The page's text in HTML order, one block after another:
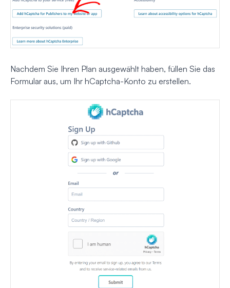
Nachdem Sie Ihren Plan ausgewählt haben, füllen Sie das
Formular aus, um Ihr hCaptcha-Konto zu erstellen.